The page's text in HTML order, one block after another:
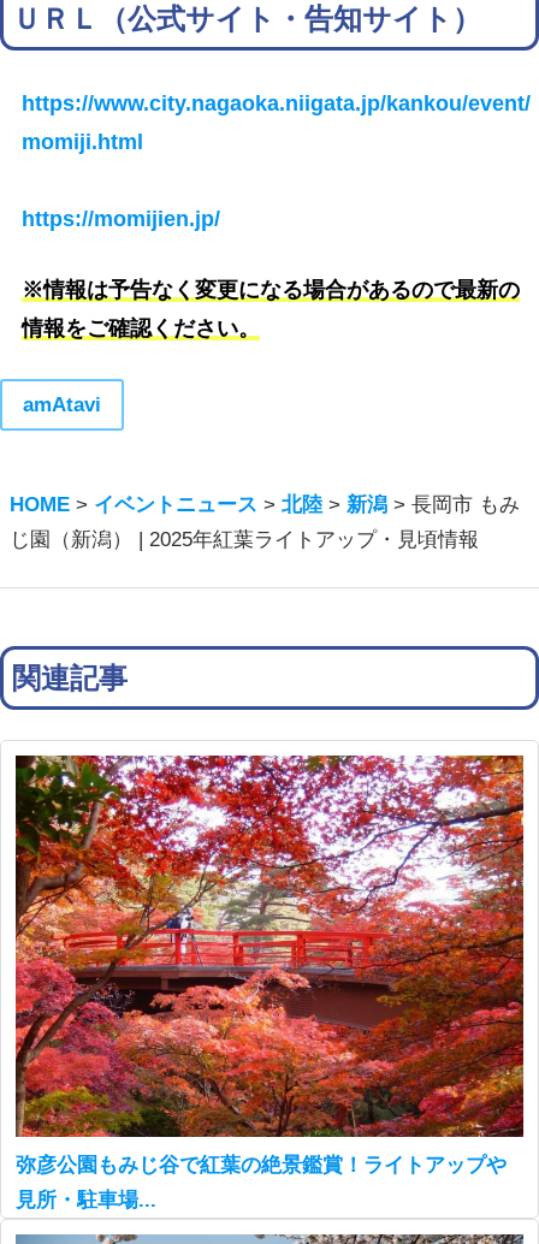
ＵＲＬ（公式サイト・告知サイト）
https://www.city.nagaoka.niigata.jp/kankou/event/
momiji.html
https://momijien.jp/
※情報は予告なく変更になる場合があるので最新の
情報をご確認ください。
amAtavi
HOME > イベントニュース >北陸 > 新潟 >長岡市 もみ
じ園（新潟） | 2025年紅葉ライトアップ・見頃情報
関連記事
弥彦公園もみじ谷で紅葉の絶景鑑賞！ライトアップや
見所・駐車場...